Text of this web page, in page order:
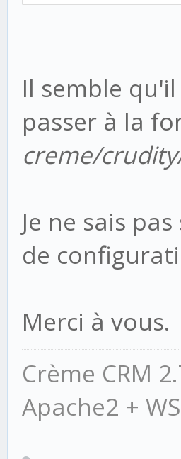
or False
(only used
Il semble
passer à la
creme/
Je ne sais
de
Merci à vous.
Crème CRM
Apache2 +